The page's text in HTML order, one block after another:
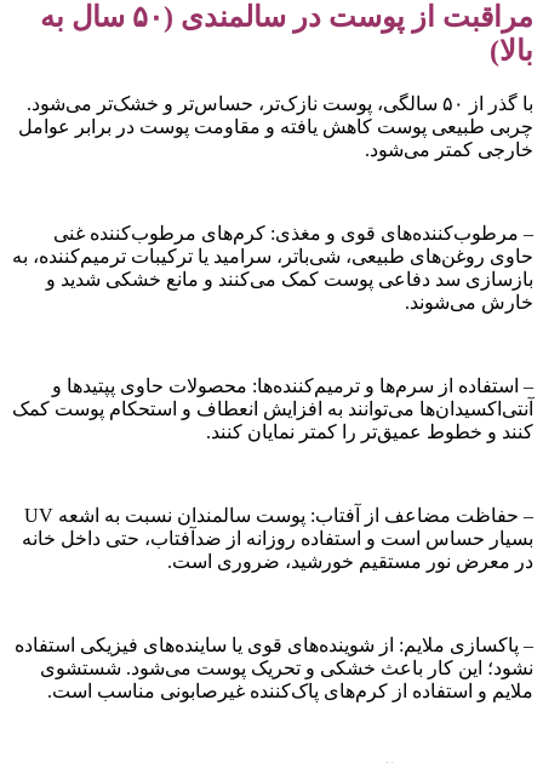
مراقبت از پوست در سالمندی (۵۰ سال به
بالا)
با گذر از ۵۰ سالگی، پوست نازک‌تر، حساس‌تر و خشک‌تر می‌شود.
چربی طبیعی پوست کاهش یافته و مقاومت پوست در برابر عوامل
خارجی کمتر می‌شود.
– مرطوب‌کننده‌های قوی و مغذی: کرم‌های مرطوب‌کننده غنی
حاوی روغن‌های طبیعی، شی‌باتر، سرامید یا ترکیبات ترمیم‌کننده، به
بازسازی سد دفاعی پوست کمک می‌کنند و مانع خشکی شدید و
خارش می‌شوند.
– استفاده از سرم‌ها و ترمیم‌کننده‌ها: محصولات حاوی پپتیدها و
آنتی‌اکسیدان‌ها می‌توانند به افزایش انعطاف و استحکام پوست کمک
کنند و خطوط عمیق‌تر را کمتر نمایان کنند.
– حفاظت مضاعف از آفتاب: پوست سالمندان نسبت به اشعه UV
بسیار حساس است و استفاده روزانه از ضدآفتاب، حتی داخل خانه
در معرض نور مستقیم خورشید، ضروری است.
– پاکسازی ملایم: از شوینده‌های قوی یا ساینده‌های فیزیکی استفاده
نشود؛ این کار باعث خشکی و تحریک پوست می‌شود. شستشوی
ملایم و استفاده از کرم‌های پاک‌کننده غیرصابونی مناسب است.